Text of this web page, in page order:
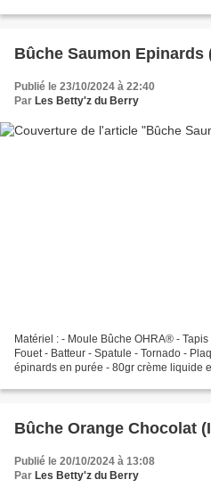
Bûche Saumon Epinards
Publié le 23/10/2024 à 22:40
Par Les Betty'z du Berry
Matériel : - Moule Bûche OHRA® -
Fouet - Batteur - Spatule - Tornado -
épinards en purée - 80gr crème liquide
Bûche Orange Chocolat
Publié le 20/10/2024 à 13:08
Par Les Betty'z du Berry